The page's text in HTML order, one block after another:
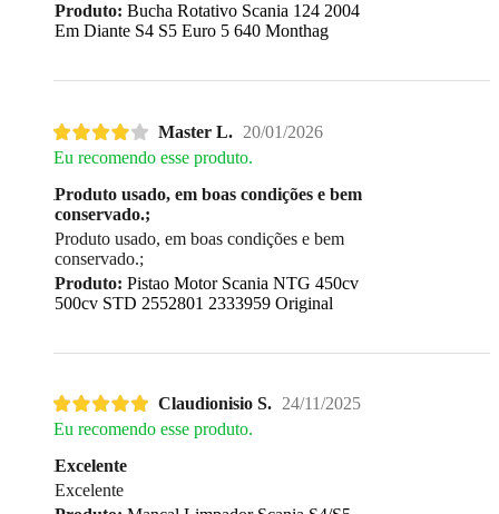
Produto: Bucha Rotativo Scania 124 2004
Em Diante S4 S5 Euro 5 640 Monthag
Master L. 20/01/2026
Eu recomendo esse produto.
Produto usado, em boas condições e bem
conservado.;
Produto usado, em boas condições e bem
conservado.;
Produto: Pistao Motor Scania NTG 450cv
500cv STD 2552801 2333959 Original
Claudionisio S. 24/11/2025
Eu recomendo esse produto.
Excelente
Excelente